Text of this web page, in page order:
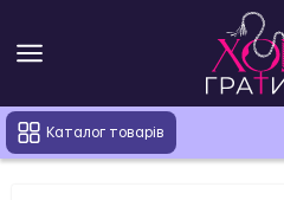
Каталог товарів